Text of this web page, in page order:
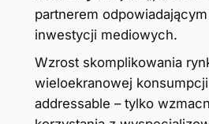
partnerem
inwestycji mediowych.
Wzrost skomplikowania
wieloekranowej
addressable – tylko